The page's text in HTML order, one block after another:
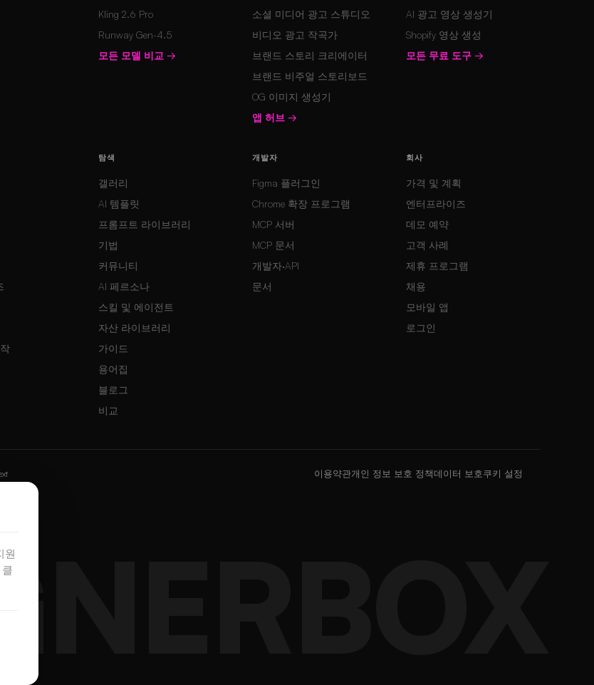
Kling 2.6 Pro
Runway Gen-4.5
모든 모델 비교 →
소셜 미디어 광고 스튜디오
비디오 광고 작곡가
브랜드 스토리 크리에이터
브랜드 비주얼 스토리보드
OG 이미지 생성기
앱 허브 →
AI 광고 영상 생성기
Shopify 영상 생성
모든 무료 도구 →
탐색
갤러리
AI 템플릿
프롬프트 라이브러리
기법
커뮤니티
AI 페르소나
스킬 및 에이전트
자산 라이브러리
가이드
용어집
블로그
비교
개발자
Figma 플러그인
Chrome 확장 프로그램
MCP 서버
MCP 문서
개발자·API
문서
회사
가격 및 계획
엔터프라이즈
데모 예약
고객 사례
제휴 프로그램
채용
모바일 앱
로그인
이용약관개인 정보 보호 정책데이터 보호쿠키 설정
원
클